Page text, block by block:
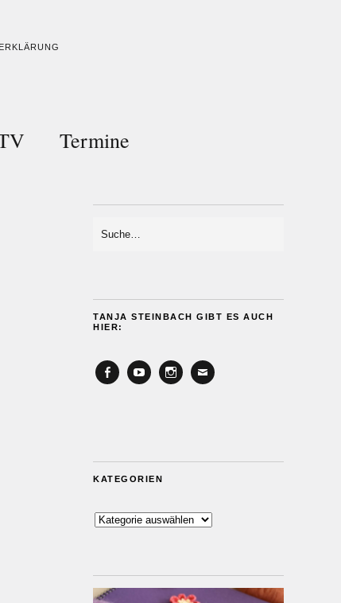
Termine
TANJA STEINBACH GIBT ES AUCH
HIER:
KATEGORIEN
Kategorien